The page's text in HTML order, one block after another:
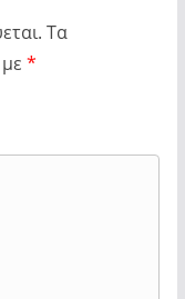
Τα
*